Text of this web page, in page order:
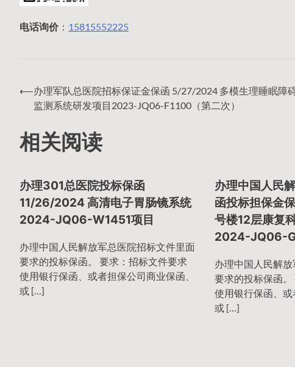
电话询价： 15815552225
文
章
导
航
⟵办理军队总医院招标保证金保函 5/27/2024 多模生理睡眠障
监测系统研发项目2023-JQ06-F1100（第二次）
相关阅读
办理301总医院投标保函
11/26/2024 高清电子胃肠镜系统
2024-JQ06-W1451项目
办理中国人民解放军总医院招标文件里面
要求的投标保函。 要求：招标文件要求
使用银行保函、或者担保公司商业保函、
或 […]
办理中国人民
函投标担保金
号楼12层康复
2024-JQ06-
办理中国人民解
要求的投标保函
使用银行保函、或
或 […]